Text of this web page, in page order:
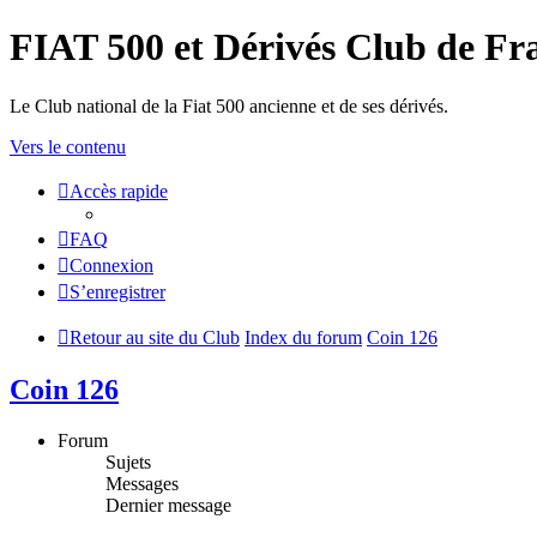
FIAT 500 et Dérivés Club de
Le Club national de la Fiat 500 ancienne et de ses dérivés.
Vers le contenu
Accès rapide
FAQ
Connexion
S’enregistrer
Retour au site du Club Index du forum Coin 126
Coin 126
Forum
Sujets
Messages
Dernier message